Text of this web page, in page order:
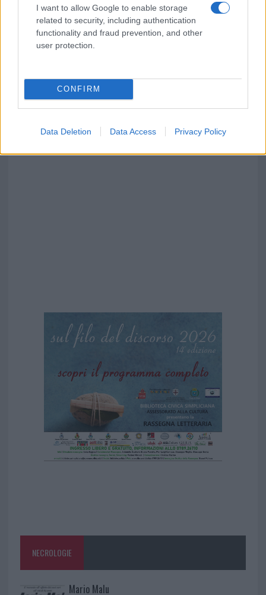
I want to allow Google to enable storage
related to security, including authentication
functionality and fraud prevention, and other
user protection.
CONFIRM
Data Deletion Data Access Privacy Policy
NECROLOGIE
Mario Malu